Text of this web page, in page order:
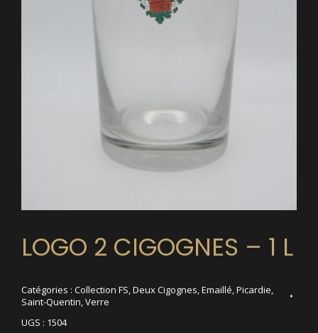
LOGO 2 CIGOGNES – 1 L
Catégories : Collection FS,Deux Cigognes,Emaillé,Picardie,
Saint-Quentin,Verre
UGS : 1504